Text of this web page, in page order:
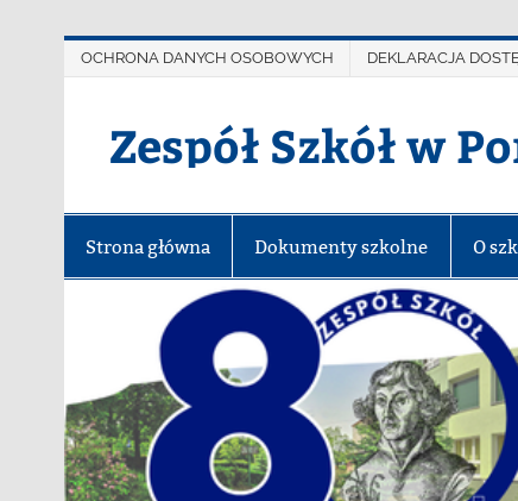
OCHRONA DANYCH OSOBOWYCH DEKLARACJA
Zespół Szkół w
Strona główna Dokumenty szkolne O